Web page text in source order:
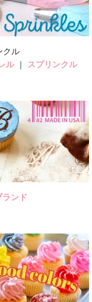
クル
ル｜ スプリンクル
ランド